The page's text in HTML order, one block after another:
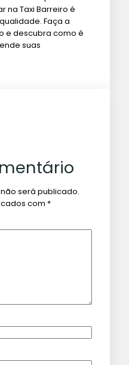
na Taxi Barreiro é
Faça a
e descubra como é
suas
será publicado.
com *